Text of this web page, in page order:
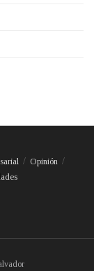
Opinión